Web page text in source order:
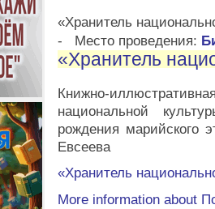
«Хранитель
-
Место проведения:
«Хранитель
Книжно-
национальной
рождения марийского
Евсеева
«Хранитель
More information about